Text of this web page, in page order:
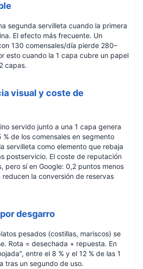
segunda servilleta cuando la primera
El efecto más frecuente. Un
130 comensales/día pierde 280–
esto cuando la 1 capa cubre un papel
capas.
visual y coste de
servido junto a una 1 capa genera
% de los comensales en segmento
servilleta como elemento que rebaja
postservicio. El coste de reputación
pero sí en Google: 0,2 puntos menos
la conversión de reservas
desgarro
pesados (costillas, mariscos) se
Rota = desechada + repuesta. En
entre el 8 % y el 12 % de las 1
tras un segundo de uso.